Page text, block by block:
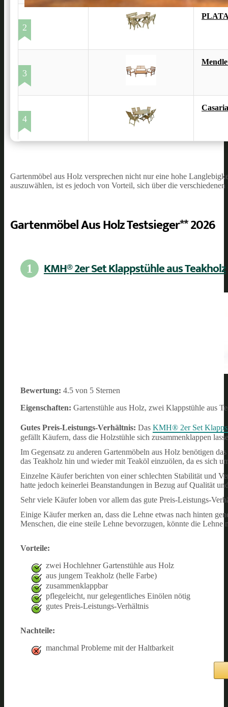
2
3
4
Gartenmöbel aus Holz versprechen nicht nur eine hohe
auszuwählen, ist es jedoch von Vorteil, sich über die
Gartenmöbel Aus Holz Testsieger** 2026
1 KMH® 2er Set Klappstühle aus Teakholz
Bewertung: 4.5 von 5 Sternen
Eigenschaften: Gartenstühle aus Holz, zwei Klappstühle aus
Gutes Preis-Leistungs-Verhältnis: Das KMH® 2er Set
gefällt Käufern, dass die Holzstühle sich zusammenklappen
Im Gegensatz zu anderen Gartenmöbeln aus Holz benötigen
das Teakholz hin und wieder mit Teaköl einzuölen, da es sich
Einzelne Käufer berichten von einer schlechten Stabilität und
hatte jedoch keinerlei Beanstandungen in Bezug auf Qualität
Sehr viele Käufer loben vor allem das gute Preis-Leistungs-
Einige Käufer merken an, dass die Lehne etwas nach hinten
Menschen, die eine steile Lehne bevorzugen, könnte die Lehne
Vorteile:
zwei Hochlehner Gartenstühle aus Holz
aus jungem Teakholz (helle Farbe)
zusammenklappbar
pflegeleicht, nur gelegentliches Einölen nötig
gutes Preis-Leistungs-Verhältnis
Nachteile:
manchmal Probleme mit der Haltbarkeit